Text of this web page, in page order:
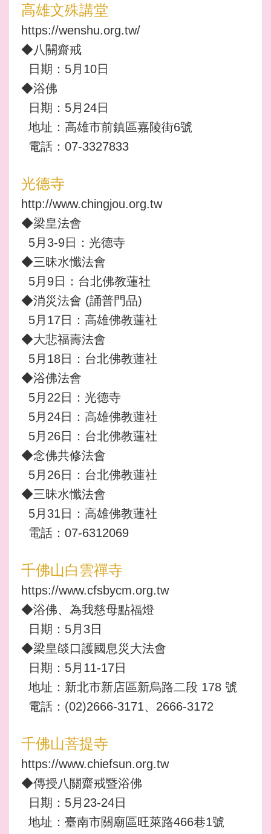
高雄文殊講堂
https://wenshu.org.tw/
◆八關齋戒
日期：5月10日
◆浴佛
日期：5月24日
地址：高雄市前鎮區嘉陵街6號
電話：07-3327833
光德寺
http://www.chingjou.org.tw
◆梁皇法會
5月3-9日：光德寺
◆三昧水懺法會
5月9日：台北佛教蓮社
◆消災法會 (誦普門品)
5月17日：高雄佛教蓮社
◆大悲福壽法會
5月18日：台北佛教蓮社
◆浴佛法會
5月22日：光德寺
5月24日：高雄佛教蓮社
5月26日：台北佛教蓮社
◆念佛共修法會
5月26日：台北佛教蓮社
◆三昧水懺法會
5月31日：高雄佛教蓮社
電話：07-6312069
千佛山白雲禪寺
https://www.cfsbycm.org.tw
◆浴佛、為我慈母點福燈
日期：5月3日
◆梁皇燄口護國息災大法會
日期：5月11-17日
地址：新北市新店區新烏路二段 178 號
電話：(02)2666-3171、2666-3172
千佛山菩提寺
https://www.chiefsun.org.tw
◆傳授八關齋戒暨浴佛
日期：5月23-24日
地址：臺南市關廟區旺萊路466巷1號